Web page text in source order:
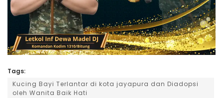
Tags:
Kucing Bayi Terlantar di kota jayapura dan Diadopsi
oleh Wanita Baik Hati